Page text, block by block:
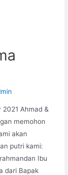
2021 Ahmad &
memohon
akan
putri kami:
Ibu
dari Bapak